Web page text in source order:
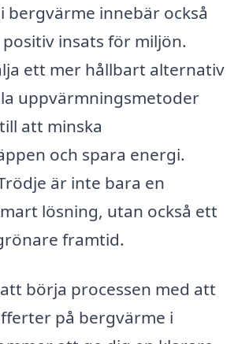
bergvärme innebär också
insats för miljön.
ett mer hållbart alternativ
uppvärmningsmetoder
att minska
och spara energi.
är inte bara en
lösning, utan också ett
framtid.
börja processen med att
på bergvärme i